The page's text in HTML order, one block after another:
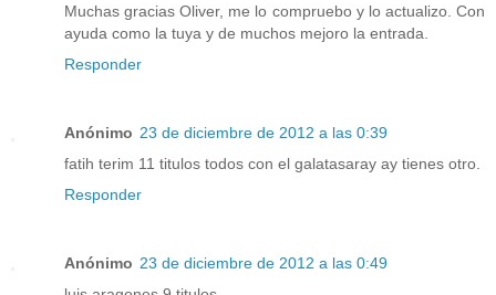
Muchas gracias Oliver, me lo compruebo y lo actualizo. Con
ayuda como la tuya y de muchos mejoro la entrada.
Responder
Anónimo 23 de diciembre de 2012 a las 0:39
fatih terim 11 titulos todos con el galatasaray ay tienes otro.
Responder
Anónimo 23 de diciembre de 2012 a las 0:49